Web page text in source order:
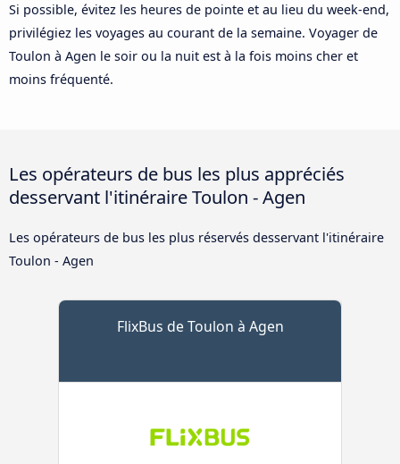
Si possible, évitez les heures de pointe et au lieu du week-end,
privilégiez les voyages au courant de la semaine. Voyager de
Toulon à Agen le soir ou la nuit est à la fois moins cher et
moins fréquenté.
Les opérateurs de bus les plus appréciés
desservant l'itinéraire Toulon - Agen
Les opérateurs de bus les plus réservés desservant l'itinéraire
Toulon - Agen
FlixBus de Toulon à Agen